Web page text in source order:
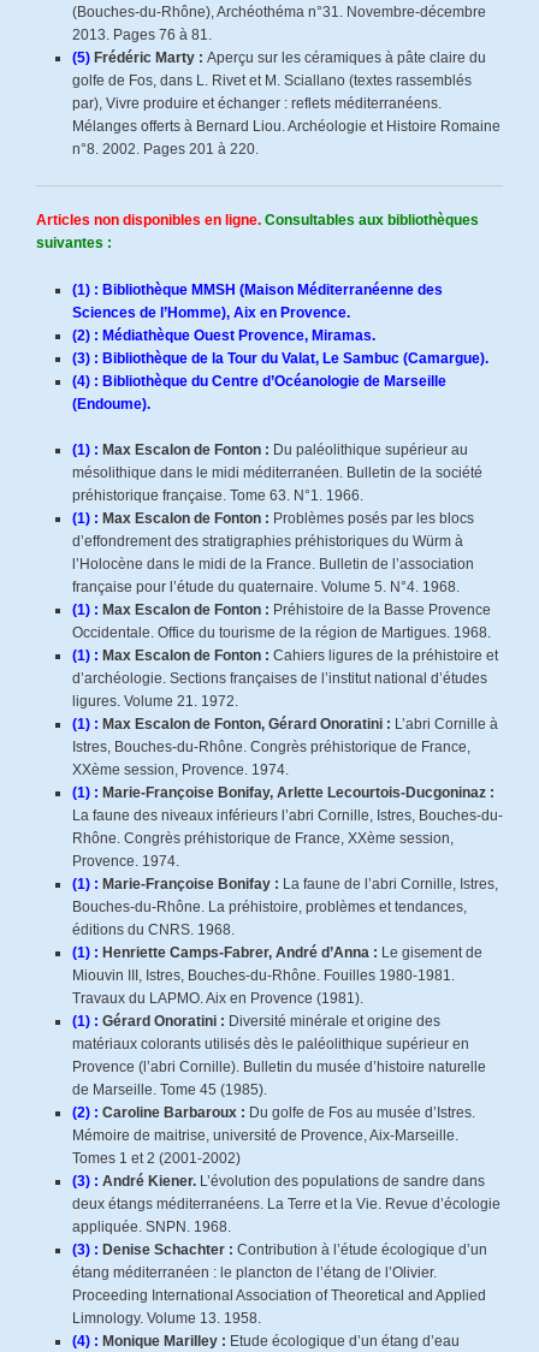
(Bouches-du-Rhône), Archéothéma n°31. Novembre-décembre
2013. Pages 76 à 81.
(5) Frédéric Marty : Aperçu sur les céramiques à pâte claire du
golfe de Fos, dans L. Rivet et M. Sciallano (textes rassemblés
par), Vivre produire et échanger : reflets méditerranéens.
Mélanges offerts à Bernard Liou. Archéologie et Histoire Romaine
n°8. 2002. Pages 201 à 220.
Articles non disponibles en ligne. Consultables aux bibliothèques
suivantes :
(1) : Bibliothèque MMSH (Maison Méditerranéenne des
Sciences de l’Homme), Aix en Provence.
(2) : Médiathèque Ouest Provence, Miramas.
(3) : Bibliothèque de la Tour du Valat, Le Sambuc (Camargue).
(4) : Bibliothèque du Centre d’Océanologie de Marseille
(Endoume).
(1) : Max Escalon de Fonton : Du paléolithique supérieur au
mésolithique dans le midi méditerranéen. Bulletin de la société
préhistorique française. Tome 63. N°1. 1966.
(1) : Max Escalon de Fonton : Problèmes posés par les blocs
d’effondrement des stratigraphies préhistoriques du Würm à
l’Holocène dans le midi de la France. Bulletin de l’association
française pour l’étude du quaternaire. Volume 5. N°4. 1968.
(1) : Max Escalon de Fonton : Préhistoire de la Basse Provence
Occidentale. Office du tourisme de la région de Martigues. 1968.
(1) : Max Escalon de Fonton : Cahiers ligures de la préhistoire et
d’archéologie. Sections françaises de l’institut national d’études
ligures. Volume 21. 1972.
(1) : Max Escalon de Fonton, Gérard Onoratini : L’abri Cornille à
Istres, Bouches-du-Rhône. Congrès préhistorique de France,
XXème session, Provence. 1974.
(1) : Marie-Françoise Bonifay, Arlette Lecourtois-Ducgoninaz :
La faune des niveaux inférieurs l’abri Cornille, Istres, Bouches-du-
Rhône. Congrès préhistorique de France, XXème session,
Provence. 1974.
(1) : Marie-Françoise Bonifay : La faune de l’abri Cornille, Istres,
Bouches-du-Rhône. La préhistoire, problèmes et tendances,
éditions du CNRS. 1968.
(1) : Henriette Camps-Fabrer, André d’Anna : Le gisement de
Miouvin III, Istres, Bouches-du-Rhône. Fouilles 1980-1981.
Travaux du LAPMO. Aix en Provence (1981).
(1) : Gérard Onoratini : Diversité minérale et origine des
matériaux colorants utilisés dès le paléolithique supérieur en
Provence (l’abri Cornille). Bulletin du musée d’histoire naturelle
de Marseille. Tome 45 (1985).
(2) : Caroline Barbaroux : Du golfe de Fos au musée d’Istres.
Mémoire de maitrise, université de Provence, Aix-Marseille.
Tomes 1 et 2 (2001-2002)
(3) : André Kiener. L’évolution des populations de sandre dans
deux étangs méditerranéens. La Terre et la Vie. Revue d’écologie
appliquée. SNPN. 1968.
(3) : Denise Schachter : Contribution à l’étude écologique d’un
étang méditerranéen : le plancton de l’étang de l’Olivier.
Proceeding International Association of Theoretical and Applied
Limnology. Volume 13. 1958.
(4) : Monique Marilley : Etude écologique d’un étang d’eau